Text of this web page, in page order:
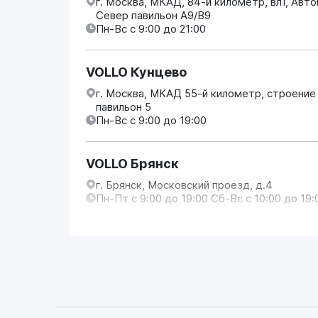
Север павильон А9/В9
Пн-Вс с 9:00 до 21:00
VOLLO Кунцево
г. Москва, МКАД 55-й километр, строение
павильон 5
Пн-Вс с 9:00 до 19:00
VOLLO Брянск
г. Брянск, Московский проезд, д.4
Пн-Пт с 9:00 до 19:00 Сб-Вс с 10:00 до